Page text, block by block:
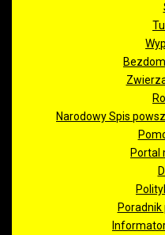
Narodowy Spis
Portal